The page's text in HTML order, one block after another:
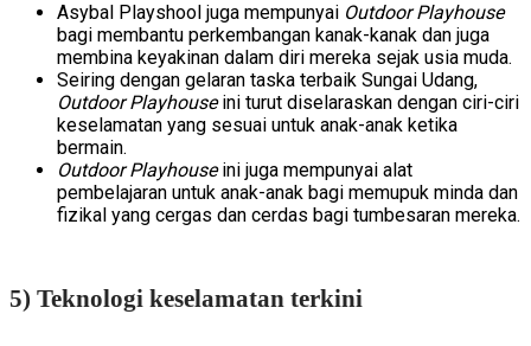
Asybal Playshool juga mempunyai Outdoor Playhouse
bagi membantu perkembangan kanak-kanak dan juga
membina keyakinan dalam diri mereka sejak usia muda.
Seiring dengan gelaran taska terbaik Sungai Udang,
Outdoor Playhouseini turut diselaraskan dengan ciri-ciri
keselamatan yang sesuai untuk anak-anak ketika
bermain.
Outdoor Playhouseini juga mempunyai alat
pembelajaran untuk anak-anak bagi memupuk minda dan
fizikal yang cergas dan cerdas bagi tumbesaran mereka.
5) Teknologi keselamatan terkini